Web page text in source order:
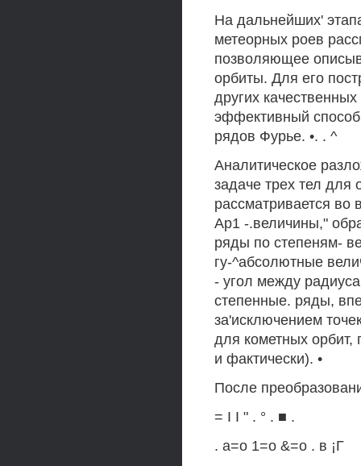
На дальнейших'
метеорных роев
позволяющее
орбиты. Для его
других
эффективный
рядов Фурье. •. . ^
Аналитическое
задаче трех тел для
рассматривается во
Ар1 -.величины,"
ряды по степеням-
гу-^абсолютные
- угол между
степенные. ряды,
за'исключением
для кометных орбит,
и фактически). •
После
= I I " . ° . ■ .
. а=о 1=о &=о . в ¡Г